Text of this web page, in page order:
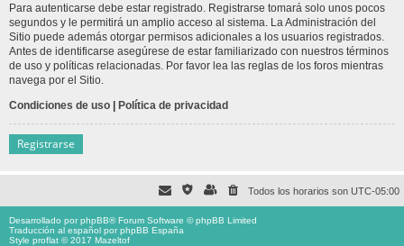
Para autenticarse debe estar registrado. Registrarse tomará solo unos pocos
segundos y le permitirá un amplio acceso al sistema. La Administración del
Sitio puede además otorgar permisos adicionales a los usuarios registrados.
Antes de identificarse asegúrese de estar familiarizado con nuestros términos
de uso y políticas relacionadas. Por favor lea las reglas de los foros mientras
navega por el Sitio.
Condiciones de uso | Política de privacidad
Registrarse
Todos los horarios son UTC-05:00
Desarrollado porphpBB® Forum Software © phpBB Limited
Traducción al español porphpBB España
Style proflat © 2017 Mazeltof